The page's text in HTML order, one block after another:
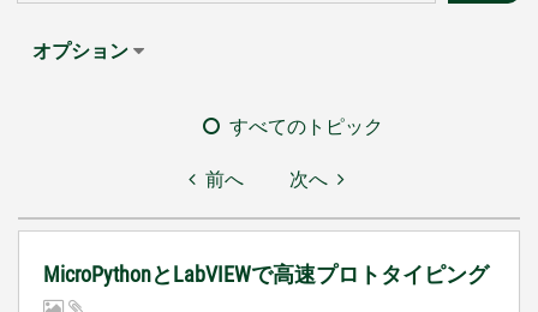
オプション
すべてのトピック
前へ 次へ
MicroPythonとLabVIEWで高速プロトタイピング